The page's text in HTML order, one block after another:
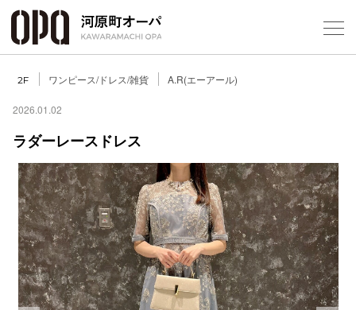
2F ワンピース/ドレス/雑貨 A.R(エーアール)
2026.01.02
ラダーレースドレス
フロア
ショッ
レスト
施設案内